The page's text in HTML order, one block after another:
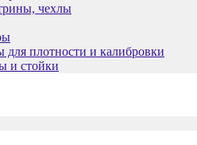
чехлы
для плотности и калибровки
и стойки